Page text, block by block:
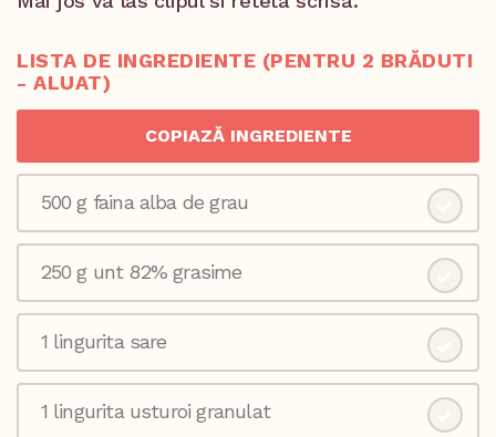
LISTA DE INGREDIENTE (PENTRU 2 BRĂDUTI
- ALUAT)
COPIAZĂ INGREDIENTE
500 g faina alba de grau
250 g unt 82% grasime
1 lingurita sare
1 lingurita usturoi granulat